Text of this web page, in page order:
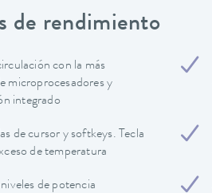
de rendimiento
con la más
microprocesadores y
integrado
de cursor y softkeys. Tecla
de temperatura
de potencia